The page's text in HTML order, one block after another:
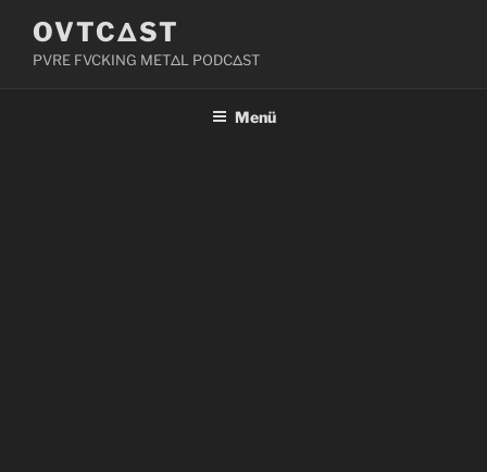
Inhalt
springen
OVTCΔST
PVRE FVCKING METΔL PODCΔST
Menü